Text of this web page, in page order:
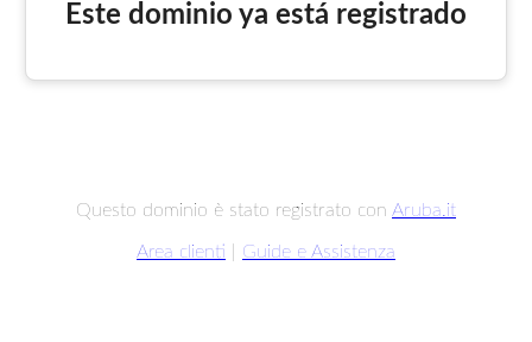
Este dominio ya está registrado
Questo dominio è stato registrato con Aruba.it
Area clienti Guide e Assistenza